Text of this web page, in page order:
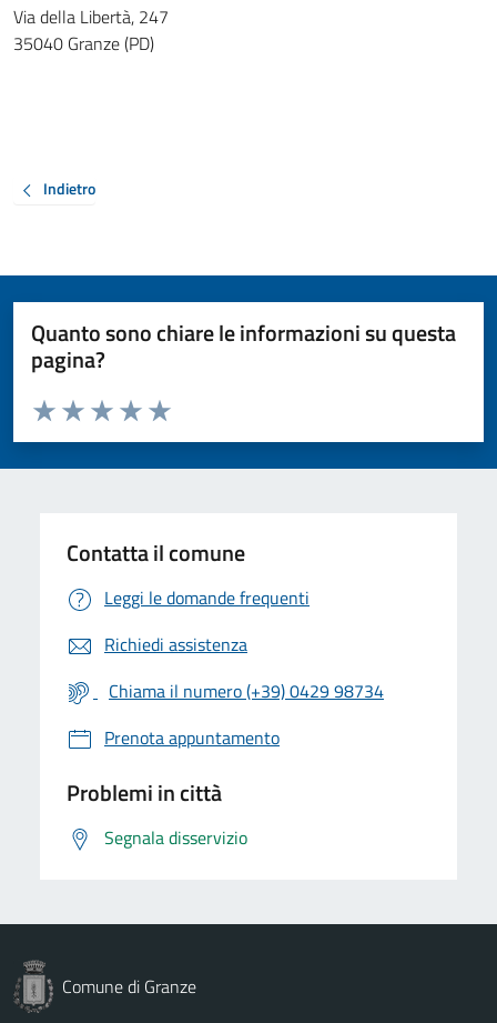
Via della Libertà, 247
35040 Granze (PD)
Indietro
Quanto sono chiare le informazioni su questa
pagina?
Valuta da 1 a 5 stelle la pagina
Valuta 5 stelle su 5
Valuta 4 stelle su 5
Valuta 3 stelle su 5
Valuta 2 stelle su 5
Valuta 1 stelle su 5
Contatta il comune
Leggi le domande frequenti
Richiedi assistenza
Chiama il numero (+39) 0429 98734
Prenota appuntamento
Problemi in città
Segnala disservizio
Comune di Granze